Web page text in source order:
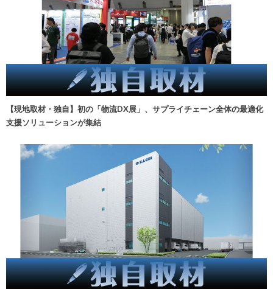
【現地取材・独自】初の「物流DX展」、サプライチェーン全体の最適化
支援ソリューションが集結